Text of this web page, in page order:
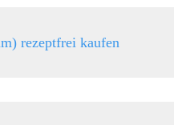
rezeptfrei kaufen